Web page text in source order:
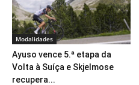
Modalidades
Ayuso vence 5.ª etapa da
Volta à Suíça e Skjelmose
recupera...